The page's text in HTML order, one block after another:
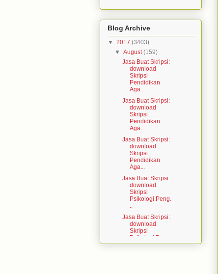
Blog Archive
▼ 2017 (3403)
▼August(159)
Jasa Buat Skripsi:
download
Skripsi
Pendidikan
Aga...
Jasa Buat Skripsi:
download
Skripsi
Pendidikan
Aga...
Jasa Buat Skripsi:
download
Skripsi
Pendidikan
Aga...
Jasa Buat Skripsi:
download
Skripsi
Psikologi:Peng.
..
Jasa Buat Skripsi:
download
Skripsi
Psikologi:Pera..
.